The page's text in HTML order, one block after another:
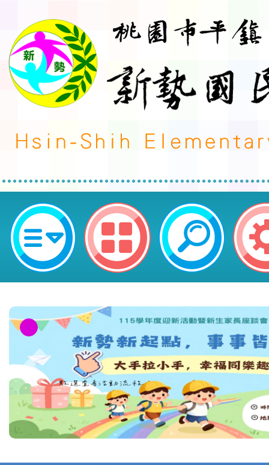
轉知~免費參訪「2025亞洲技能競
（WorldSkills Asia Taipei 2025
市平鎮區新勢國民小學
檢送「桃園市115學年